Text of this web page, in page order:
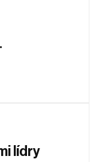
lídry